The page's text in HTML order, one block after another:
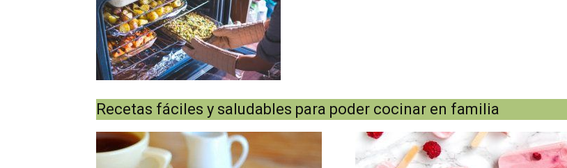
Recetas fáciles y saludables para poder cocinar en familia